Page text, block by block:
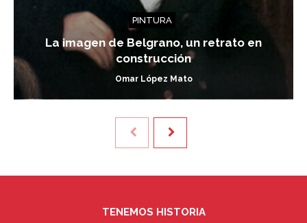
PINTURA
La imagen de Belgrano, un retrato en
construcción
Omar López Mato
TENEMOS HISTORIA